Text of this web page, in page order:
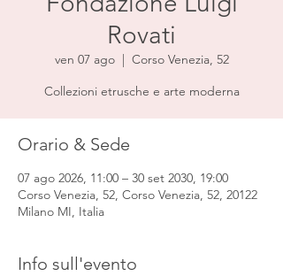
Rovati
ven 07 ago
  |
Corso Venezia, 52
Collezioni etrusche e arte moderna
Orario & Sede
07 ago 2026, 11:00 – 30 set 2030, 19:00
Corso Venezia, 52, Corso Venezia, 52, 20122
Milano MI, Italia
Info sull'evento